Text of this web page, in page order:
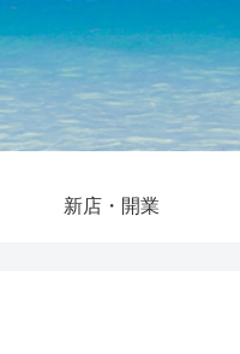
新店・開業